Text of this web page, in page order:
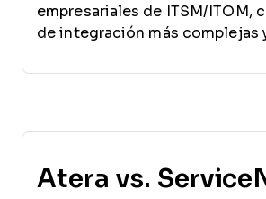
empresariales de ITSM/ITOM,
de integración más complejas
Atera vs.